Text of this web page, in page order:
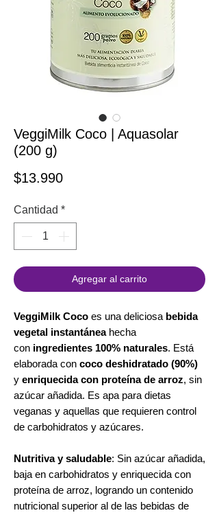
VeggiMilk Coco | Aquasolar
(200 g)
$13.990Precio
Cantidad *
Agregar al carrito
VeggiMilk Coco es una deliciosa bebida
vegetal instantáneahecha
con ingredientes 100% naturales. Está
elaborada con coco deshidratado (90%)
y enriquecida con proteína de arroz, sin
azúcar añadida. Es apa para dietas
veganas y aquellas que requieren control
de carbohidratos y azúcares.
Nutritiva y saludable: Sin azúcar añadida,
baja en carbohidratos y enriquecida con
proteína de arroz, logrando un contenido
nutricional superior al de las bebidas de